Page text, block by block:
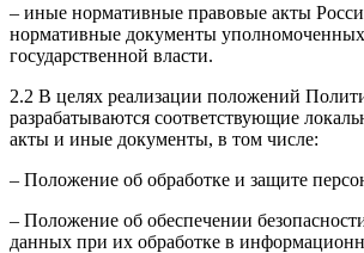
– иные нормативные правовые акты
нормативные документы
государственной власти.
2.2 В целях реализации положений
разрабатываются соответствующие
акты и иные документы, в том числе:
– Положение об обработке и защите
– Положение об обеспечении
данных при их обработке в